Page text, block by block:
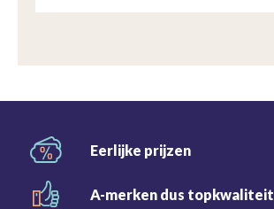
Eerlijke prijzen
A-merken dus topkwaliteit